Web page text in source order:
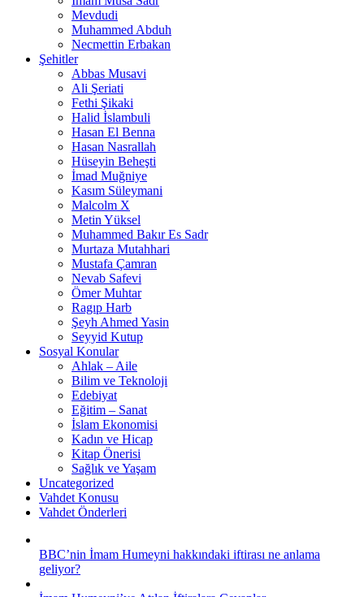
Mevdudi
Muhammed Abduh
Necmettin Erbakan
Şehitler
Abbas Musavi
Ali Şeriati
Fethi Şikaki
Halid İslambuli
Hasan El Benna
Hasan Nasrallah
Hüseyin Beheşti
İmad Muğniye
Kasım Süleymani
Malcolm X
Metin Yüksel
Muhammed Bakır Es Sadr
Murtaza Mutahhari
Mustafa Çamran
Nevab Safevi
Ömer Muhtar
Ragıp Harb
Şeyh Ahmed Yasin
Seyyid Kutup
Sosyal Konular
Ahlak – Aile
Bilim ve Teknoloji
Edebiyat
Eğitim – Sanat
İslam Ekonomisi
Kadın ve Hicap
Kitap Önerisi
Sağlık ve Yaşam
Uncategorized
Vahdet Konusu
Vahdet Önderleri
BBC’nin İmam Humeyni hakkındaki iftirası ne anlama
geliyor?